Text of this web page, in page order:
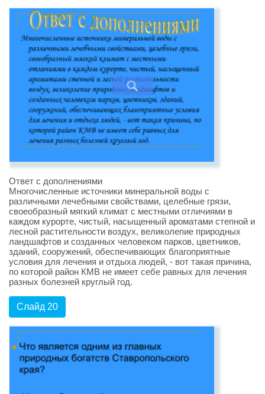
Ответ с дополнениями
Многочисленные источники минеральной воды с
различными лечебными свойствами, целебные грязи,
своеобразный мягкий климат с местными отличиями в
каждом курорте, чистый, насыщенный ароматами степной и
лесной растительности воздух, великолепие природных
ландшафтов и созданных человеком парков, цветников,
зданий, сооружений, обеспечивающих благоприятные
условия для лечения и отдыха людей, - вот такая причина,
по которой район КМВ не имеет себе равных для лечения
разных болезней круглый год.
Слайд 20